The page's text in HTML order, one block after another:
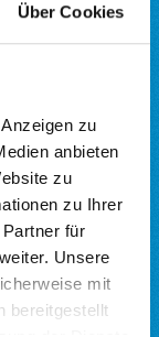
Über Cookies
zu
anbieten
zu
zu Ihrer
für
Unsere
mit
bereitgestellt